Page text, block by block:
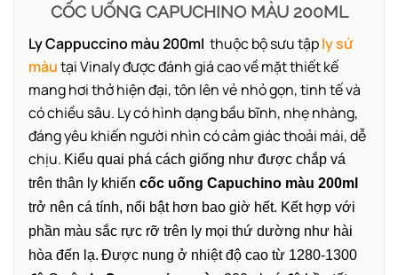
CỐC UỐNG CAPUCHINO MÀU 200ML
Ly Cappuccino màu 200ml thuộc bộ sưu tậply sứ
màutại Vinaly được đánh giá cao về mặt thiết kế
mang hơi thở hiện đại, tôn lên vẻ nhỏ gọn, tinh tế và
có chiều sâu. Ly có hình dạng bầu bĩnh, nhẹ nhàng,
đáng yêu khiến người nhìn có cảm giác thoải mái, dễ
chịu. Kiểu quai phá cách giống như được chắp vá
trên thân ly khiến cốc uống Capuchino màu 200ml
trở nên cá tính, nổi bật hơn bao giờ hết. Kết hợp với
phần màu sắc rực rỡ trên ly mọi thứ dường như hài
hòa đến lạ. Được nung ở nhiệt độ cao từ 1280-1300